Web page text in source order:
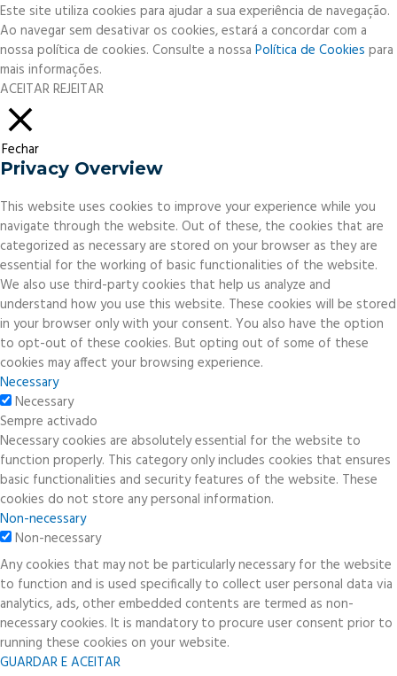
Este site utiliza cookies para ajudar a sua experiência de navegação.
Ao navegar sem desativar os cookies, estará a concordar com a
nossa política de cookies. Consulte a nossa Política de Cookies para
mais informações.
ACEITARREJEITAR
Fechar
Privacy Overview
This website uses cookies to improve your experience while you
navigate through the website. Out of these, the cookies that are
categorized as necessary are stored on your browser as they are
essential for the working of basic functionalities of the website.
We also use third-party cookies that help us analyze and
understand how you use this website. These cookies will be stored
in your browser only with your consent. You also have the option
to opt-out of these cookies. But opting out of some of these
cookies may affect your browsing experience.
Necessary
Necessary
Sempre activado
Necessary cookies are absolutely essential for the website to
function properly. This category only includes cookies that ensures
basic functionalities and security features of the website. These
cookies do not store any personal information.
Non-necessary
Non-necessary
Any cookies that may not be particularly necessary for the website
to function and is used specifically to collect user personal data via
analytics, ads, other embedded contents are termed as non-
necessary cookies. It is mandatory to procure user consent prior to
running these cookies on your website.
GUARDAR E ACEITAR